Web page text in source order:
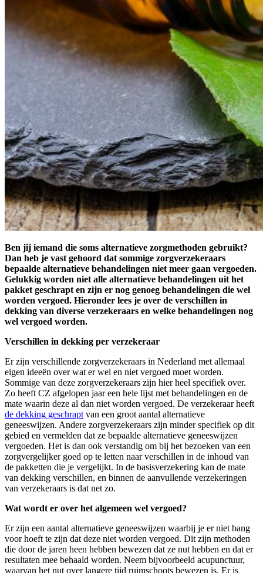
Ben jij iemand die soms alternatieve zorgmethoden gebruikt?
Dan heb je vast gehoord dat sommige zorgverzekeraars
bepaalde alternatieve behandelingen niet meer gaan vergoeden.
Gelukkig worden niet alle alternatieve behandelingen uit het
pakket geschrapt en zijn er nog genoeg behandelingen die wel
worden vergoed. Hieronder lees je over de verschillen in
dekking van diverse verzekeraars en welke behandelingen nog
wel vergoed worden.
Verschillen in dekking per verzekeraar
Er zijn verschillende zorgverzekeraars in Nederland met allemaal
eigen ideeën over wat er wel en niet vergoed moet worden.
Sommige van deze zorgverzekeraars zijn hier heel specifiek over.
Zo heeft CZ afgelopen jaar een hele lijst met behandelingen en de
mate waarin deze al dan niet worden vergoed. De verzekeraar heeft
de dekking geschrapt van een groot aantal alternatieve
geneeswijzen. Andere zorgverzekeraars zijn minder specifiek op dit
gebied en vermelden dat ze bepaalde alternatieve geneeswijzen
vergoeden. Het is dan ook verstandig om bij het bezoeken van een
zorgvergelijker goed op te letten naar verschillen in de inhoud van
de pakketten die je vergelijkt. In de basisverzekering kan de mate
van dekking verschillen, en binnen de aanvullende verzekeringen
van verzekeraars is dat net zo.
Wat wordt er over het algemeen wel vergoed?
Er zijn een aantal alternatieve geneeswijzen waarbij je er niet bang
voor hoeft te zijn dat deze niet worden vergoed. Dit zijn methoden
die door de jaren heen hebben bewezen dat ze nut hebben en dat er
resultaten mee behaald worden. Neem bijvoorbeeld acupunctuur,
waarvan het nut over langere tijd ruimschoots bewezen is. Er is